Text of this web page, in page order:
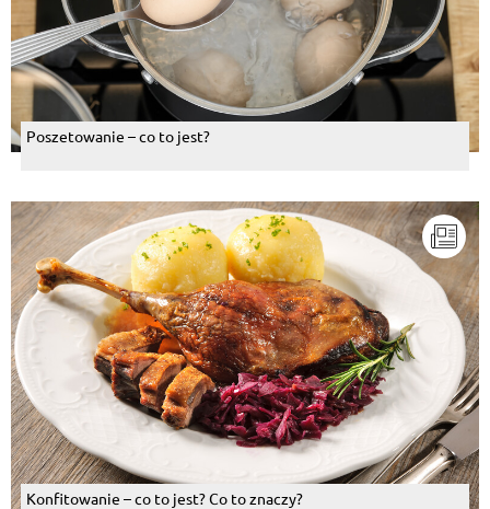
Poszetowanie – co to jest?
Konfitowanie – co to jest? Co to znaczy?